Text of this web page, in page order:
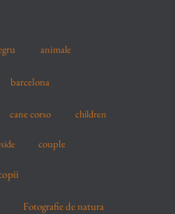
animale
barcelona
cane corso children
couple
Fotografie de natura